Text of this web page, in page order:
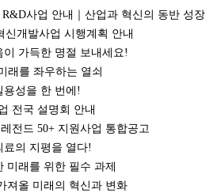
R&D사업 안내｜산업과 혁신의 동반 성장
신개발사업 시행계획 안내
이 가득한 명절 보내세요!
래를 좌우하는 열쇠
성을 한 번에!
전국 설명회 안내
전드 50+ 지원사업 통합공고
의 지평을 열다!
미래를 위한 필수 과제
져올 미래의 혁신과 변화